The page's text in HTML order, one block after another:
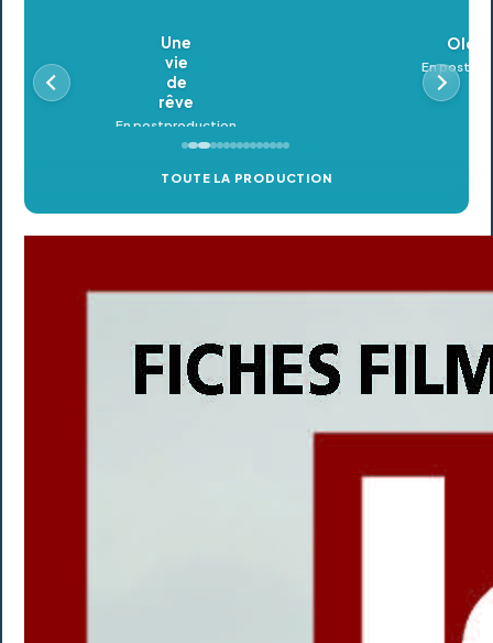
Oldeupe
En postproduction
TOUTE LA PRODUCTION